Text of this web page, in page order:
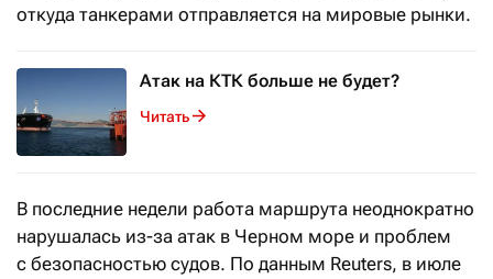
откуда танкерами отправляется на мировые рынки.
Атак на КТК больше не будет?
Читать
В последние недели работа маршрута неоднократно
нарушалась из-за атак в Черном море и проблем
с безопасностью судов. По данным Reuters, в июле